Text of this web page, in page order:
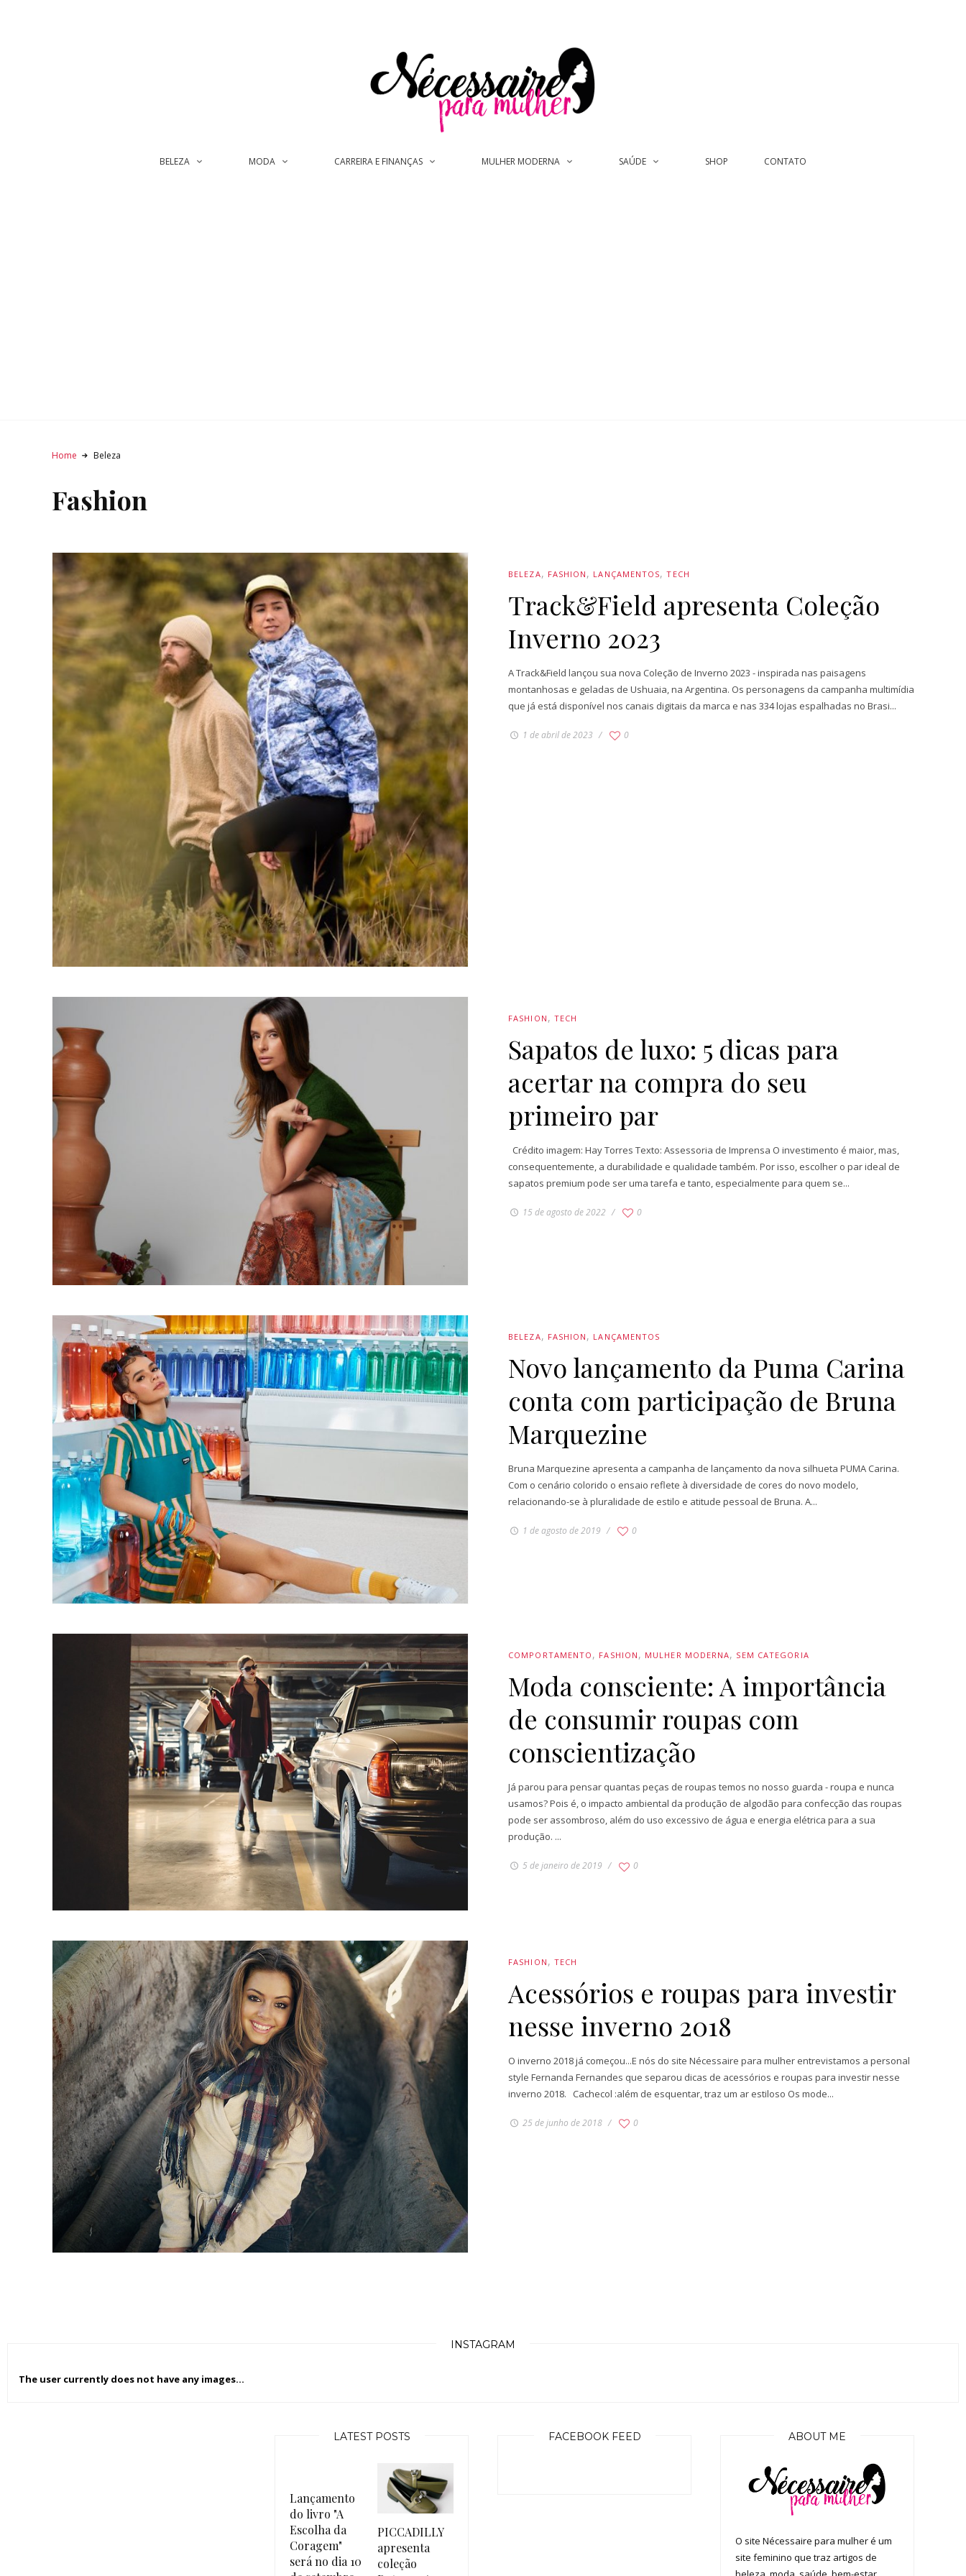
BELEZA MODA CARREIRA E FINANÇAS MULHER MODERNA SAÚDE SHOP CONTATO
Home Beleza
Fashion
BELEZA FASHION LANÇAMENTOS TECH
Track&Field apresenta Coleção
Inverno 2023
A Track&Field lançou sua nova Coleção de Inverno 2023 - inspirada nas paisagens
montanhosas e geladas de Ushuaia, na Argentina. Os personagens da campanha multimídia
que já está disponível nos canais digitais da marca e nas 334 lojas espalhadas no Brasi...
1 de abril de 2023 0
FASHION TECH
Sapatos de luxo: 5 dicas para
acertar na compra do seu
primeiro par
Crédito imagem: Hay Torres Texto: Assessoria de Imprensa O investimento é maior, mas,
consequentemente, a durabilidade e qualidade também. Por isso, escolher o par ideal de
sapatos premium pode ser uma tarefa e tanto, especialmente para quem se...
15 de agosto de 2022 0
BELEZA FASHION LANÇAMENTOS
Novo lançamento da Puma Carina
conta com participação de Bruna
Marquezine
Bruna Marquezine apresenta a campanha de lançamento da nova silhueta PUMA Carina.
Com o cenário colorido o ensaio reflete à diversidade de cores do novo modelo,
relacionando-se à pluralidade de estilo e atitude pessoal de Bruna. A...
1 de agosto de 2019 0
COMPORTAMENTO FASHION MULHER MODERNA SEM CATEGORIA
Moda consciente: A importância
de consumir roupas com
conscientização
Já parou para pensar quantas peças de roupas temos no nosso guarda - roupa e nunca
usamos? Pois é, o impacto ambiental da produção de algodão para confecção das roupas
pode ser assombroso, além do uso excessivo de água e energia elétrica para a sua
produção. ...
5 de janeiro de 2019 0
FASHION TECH
Acessórios e roupas para investir
nesse inverno 2018
O inverno 2018 já começou...E nós do site Nécessaire para mulher entrevistamos a personal
style Fernanda Fernandes que separou dicas de acessórios e roupas para investir nesse
inverno 2018. Cachecol :além de esquentar, traz um ar estiloso Os mode...
25 de junho de 2018 0
INSTAGRAM
The user currently does not have any images...
LATEST POSTS
Lançamento
do livro "A
Escolha da
Coragem"
será no dia 10
PICCADILLY
apresenta
coleção
FACEBOOK FEED ABOUT ME
O site Nécessaire para mulher é um
site feminino que traz artigos de